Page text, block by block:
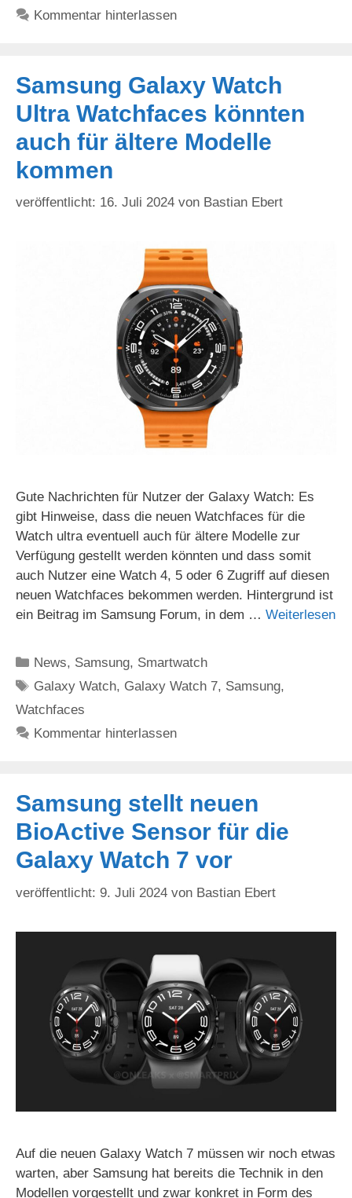
Kommentar hinterlassen
Samsung Galaxy Watch
Ultra Watchfaces könnten
auch für ältere Modelle
kommen
16. Juli 2024 von Bastian Ebert
Gute Nachrichten für Nutzer der Galaxy Watch: Es
gibt Hinweise, dass die neuen Watchfaces für die
Watch ultra eventuell auch für ältere Modelle zur
Verfügung gestellt werden könnten und dass somit
auch Nutzer eine Watch 4, 5 oder 6 Zugriff auf diesen
neuen Watchfaces bekommen werden. Hintergrund ist
ein Beitrag im Samsung Forum, in dem … Weiterlesen
Kategorien
News, Samsung, Smartwatch
Schlagwörter
Galaxy Watch, Galaxy Watch 7, Samsung,
Watchfaces
Kommentar hinterlassen
Samsung stellt neuen
BioActive Sensor für die
Galaxy Watch 7 vor
9. Juli 2024 von Bastian Ebert
Auf die neuen Galaxy Watch 7 müssen wir noch etwas
warten, aber Samsung hat bereits die Technik in den
Modellen vorgestellt und zwar konkret in Form des